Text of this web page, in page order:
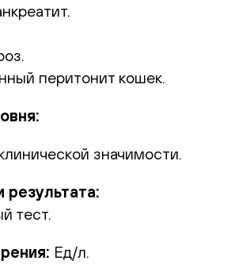
перитонит кошек.
значимости.
тест.
Ед/л.